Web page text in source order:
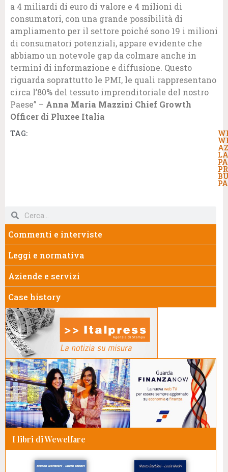
a 4 miliardi di euro di valore e 4 milioni di
consumatori, con una grande possibilità di
ampliamento per il settore poiché sono 19 i milioni
di consumatori potenziali, appare evidente che
abbiamo un notevole gap da colmare anche in
termini di informazione e diffusione. Questo
riguarda soprattutto le PMI, le quali rappresentano
circa l’80% del tessuto imprenditoriale del nostro
Paese” – Anna Maria Mazzini Chief Growth
Officer di Pluxee Italia
TAG:
Commenti e interviste
Leggi e normativa
Aziende e servizi
Case history
I libri di Wewelfare